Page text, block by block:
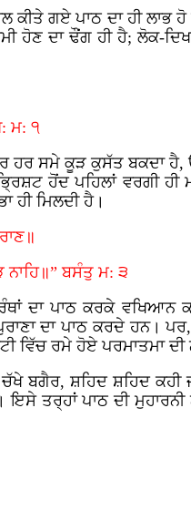
ਗਏ ਪਾਠ ਦਾ ਹੀ
ਹੋਣ ਦਾ ਢੌਂਗ ਹੀ ਹੈ; ਲੋਕ-
ਮ: ੧
ਹਰ ਸਮੇ ਕੂੜ ਕੁਸੱਤ ਬਕਦਾ
ਹੋਂਦ ਪਹਿਲਾਂ ਵਰਗੀ
ਹੀ ਮਿਲਦੀ ਹੈ।
ਬਸੰਤੁ ਮ: ੩
ਦਾ ਪਾਠ ਕਰਕੇ
ਦਾ ਪਾਠ ਕਰਦੇ
ਵਿੱਚ ਰਮੇ ਹੋਏ ਪਰਮਾਤਮਾ ਦੀ
ਬਗੈਰ, ਸ਼ਹਿਦ ਸ਼ਹਿਦ ਕਹੀ
ਤਰ੍ਹਾਂ ਪਾਠ ਦੀ